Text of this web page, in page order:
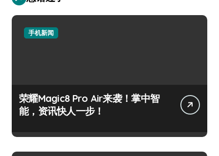
手机新闻
荣耀Magic8 Pro Air来袭！掌中智
能，资讯快人一步！